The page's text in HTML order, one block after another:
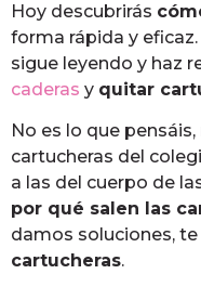
Hoy descubrirás
forma rápida y
sigue leyendo y haz
caderas y quitar
No es lo que
cartucheras del
a las del cuerpo de
por qué salen las
damos soluciones,
cartucheras.